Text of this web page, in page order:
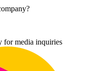
for media inquiries